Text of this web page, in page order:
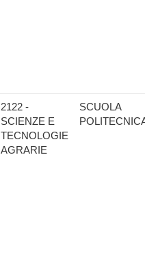
2122 -
SCIENZE E
TECNOLOGIE
AGRARIE
SCUOLA